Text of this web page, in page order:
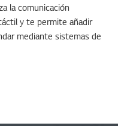
la comunicación
y te permite añadir
mediante sistemas de